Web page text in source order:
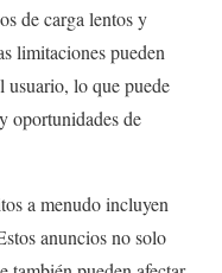
de carga lentos y
limitaciones pueden
usuario, lo que puede
oportunidades de
a menudo incluyen
anuncios no solo